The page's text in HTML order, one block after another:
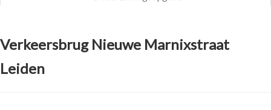
Verkeersbrug Nieuwe Marnixstraat
Leiden